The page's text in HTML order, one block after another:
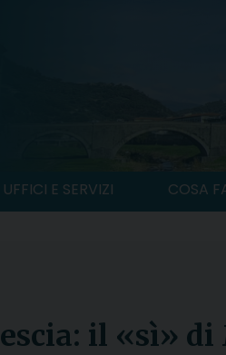
UFFICI E SERVIZI COSA
il «sì» di